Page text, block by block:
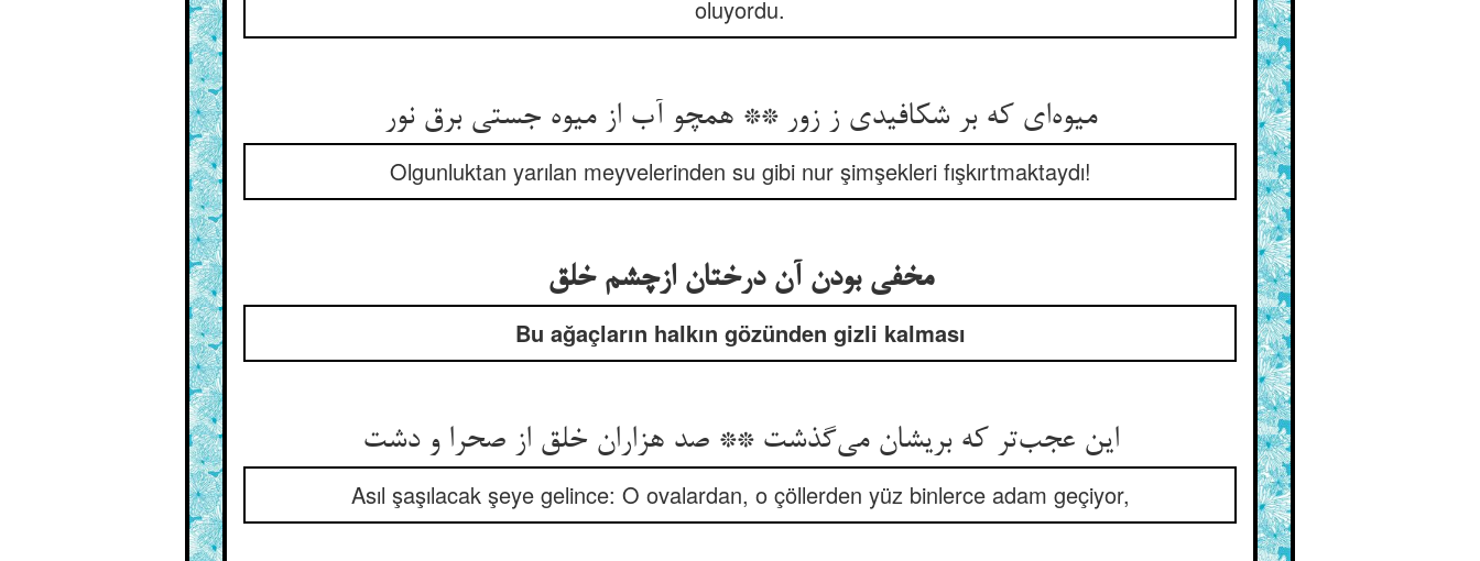
oluyordu.
میوه‌ای که بر شکافیدی ز زور ** همچو آب از میوه جستی برق نور
Olgunluktan yarılan meyvelerinden su gibi nur şimşekleri fışkırtmaktaydı!
مخفی بودن آن درختان ازچشم خلق
Bu ağaçların halkın gözünden gizli kalması
این عجب‌تر که بریشان می‌گذشت ** صد هزاران خلق از صحرا و دشت
Asıl şaşılacak şeye gelince: O ovalardan, o çöllerden yüz binlerce adam geçiyor,